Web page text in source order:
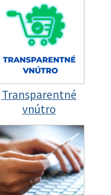
Transparentné
vnútro